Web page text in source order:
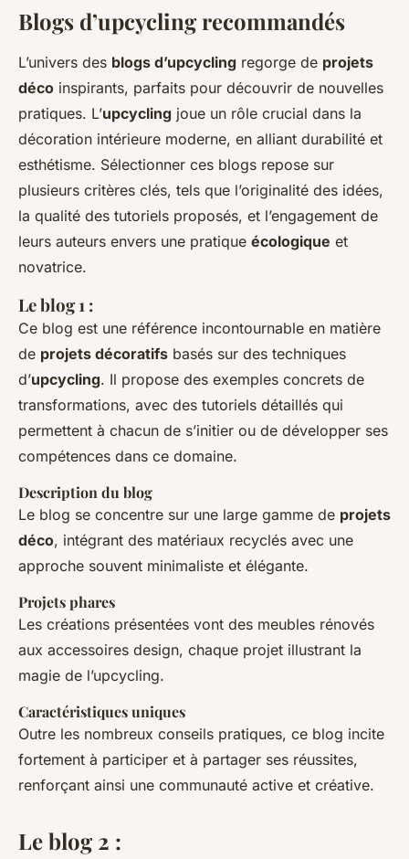
7 blogs d'upcycling à suivre
pour vos futurs projets déco
Elise• 11 mars 2025•7 min de lecture
Blogs d’upcycling recommandés
L’univers des blogs d’upcycling regorge de projets
déco inspirants, parfaits pour découvrir de nouvelles
pratiques. L’upcycling joue un rôle crucial dans la
décoration intérieure moderne, en alliant durabilité et
esthétisme. Sélectionner ces blogs repose sur
plusieurs critères clés, tels que l’originalité des idées,
la qualité des tutoriels proposés, et l’engagement de
leurs auteurs envers une pratique écologique et
novatrice.
Le blog 1 :
Ce blog est une référence incontournable en matière
de projets décoratifs basés sur des techniques
d’upcycling. Il propose des exemples concrets de
transformations, avec des tutoriels détaillés qui
permettent à chacun de s’initier ou de développer ses
compétences dans ce domaine.
Description du blog
Le blog se concentre sur une large gamme de projets
déco, intégrant des matériaux recyclés avec une
approche souvent minimaliste et élégante.
Projets phares
Les créations présentées vont des meubles rénovés
aux accessoires design, chaque projet illustrant la
magie de l’upcycling.
Caractéristiques uniques
Outre les nombreux conseils pratiques, ce blog incite
fortement à participer et à partager ses réussites,
renforçant ainsi une communauté active et créative.
Le blog 2 :